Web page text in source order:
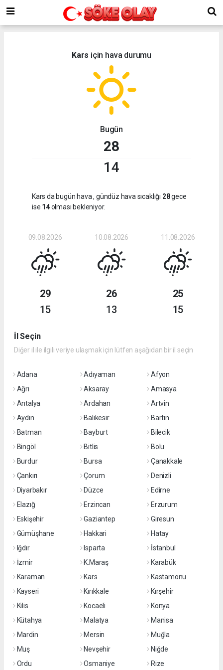
Kars için hava durumu
Bugün
28
14
Kars da bugün hava, gündüz hava sıcaklığı 28gece
ise 14olması bekleniyor.
09.08.2026
29
15
10.08.2026
26
13
11.08.2026
25
15
İl Seçin
Diğer il ile ilgili veriye ulaşmak için lütfen aşağıdan bir il seçin
Adana Adıyaman
Afyon
Ağrı
Aksaray
Amasya
Antalya
Ardahan
Artvin
Aydın
Balıkesir
Bartın
Batman
Bayburt
Bilecik
Bingöl
Bitlis
Bolu
Burdur
Bursa
Çanakkale
Çankırı
Çorum
Denizli
Diyarbakır
Düzce
Edirne
Elazığ
Erzincan
Erzurum
Eskişehir
Gaziantep
Giresun
Gümüşhane
Hakkari
Hatay
Iğdır
Isparta
İstanbul
İzmir
K.Maraş
Karabük
Karaman
Kars
Kastamonu
Kayseri
Kırıkkale
Kırşehir
Kilis
Kocaeli
Konya
Kütahya
Malatya
Manisa
Mardin
Mersin
Muğla
Muş
Nevşehir
Niğde
Ordu
Osmaniye Rize